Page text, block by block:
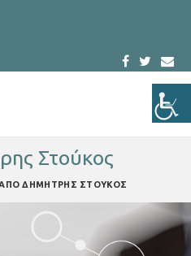
Στούκος
ΔΗΜΗΤΡΗΣ ΣΤΟΥΚΟΣ